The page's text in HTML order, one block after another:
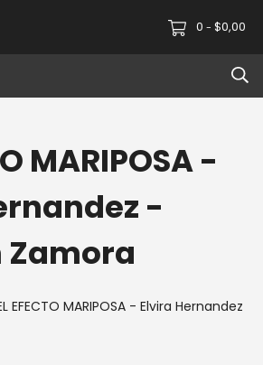
0 - $0,00
MARIPOSA -
-
EFECTO MARIPOSA - Elvira Hernandez